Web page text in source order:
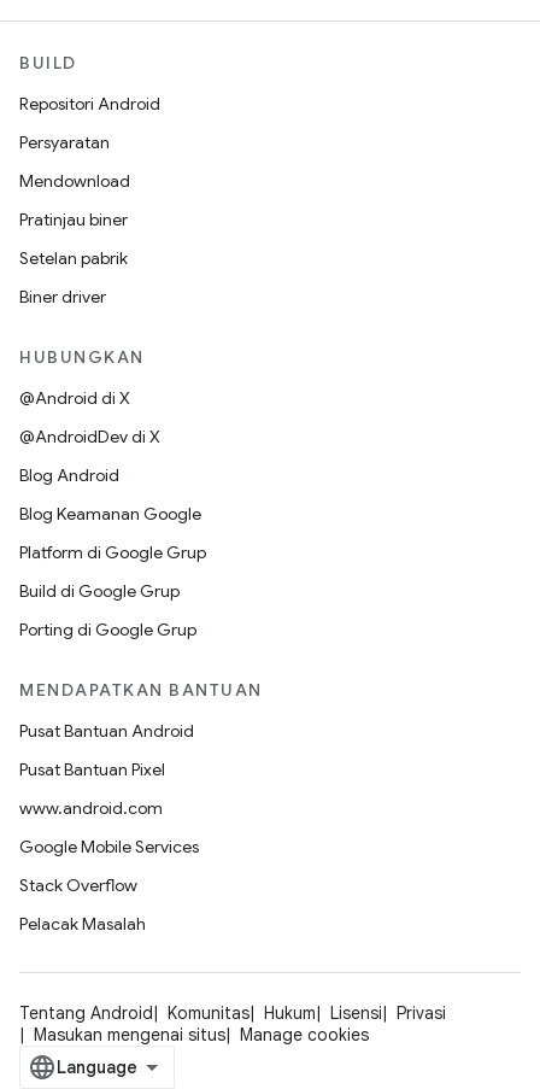
BUILD
Repositori Android
Persyaratan
Mendownload
Pratinjau biner
Setelan pabrik
Biner driver
HUBUNGKAN
@Android di X
@AndroidDev di X
Blog Android
Blog Keamanan Google
Platform di Google Grup
Build di Google Grup
Porting di Google Grup
MENDAPATKAN BANTUAN
Pusat Bantuan Android
Pusat Bantuan Pixel
www.android.com
Google Mobile Services
Stack Overflow
Pelacak Masalah
Tentang Android Komunitas Hukum Lisensi
Privasi
Masukan mengenai situs
Manage cookies